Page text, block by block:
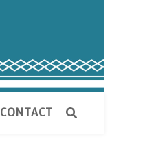
CONTACT